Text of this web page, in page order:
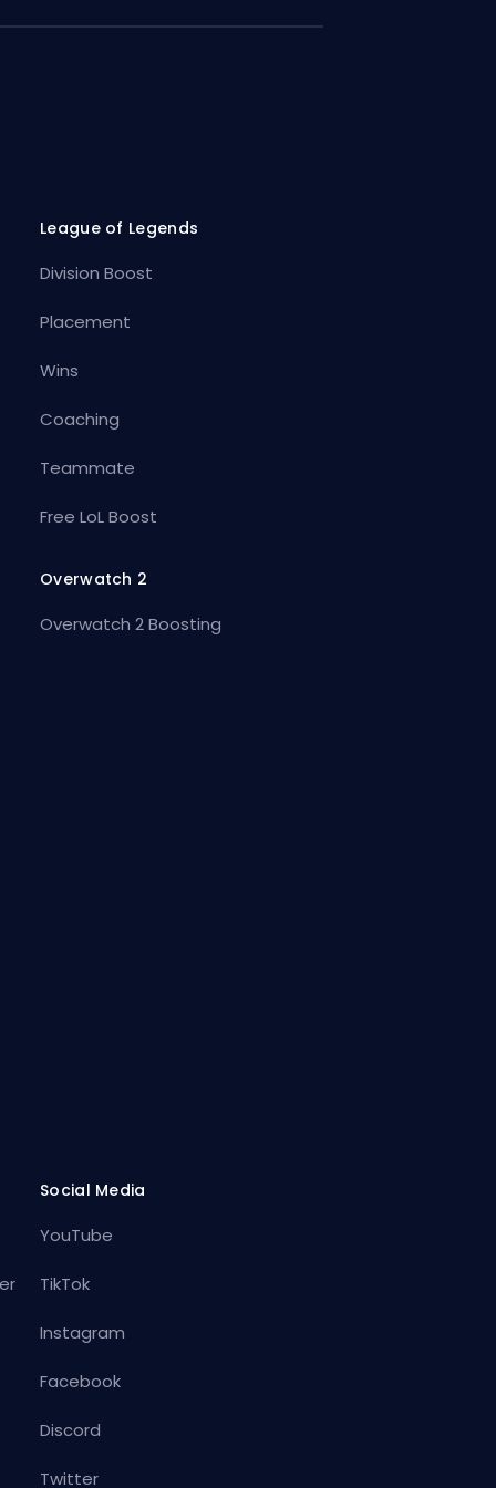
League of Legends
Division Boost
Placement
Wins
Coaching
Teammate
Free LoL Boost
Overwatch 2
Overwatch 2 Boosting
Social Media
YouTube
TikTok
Instagram
Facebook
Discord
Twitter